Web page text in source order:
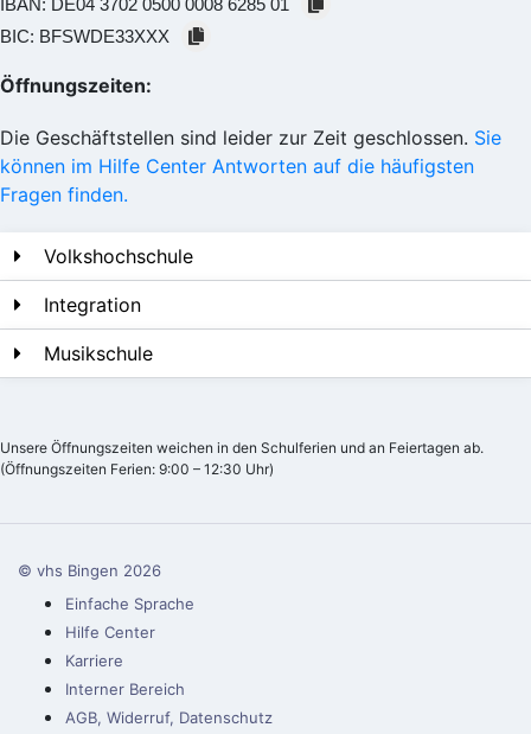
BIC: BFSWDE33XXX
Öffnungszeiten:
Die Geschäftstellen sind leider zur Zeit geschlossen. Sie
können im Hilfe Center Antworten auf die häufigsten
Fragen finden.
Volkshochschule
Integration
Musikschule
Unsere Öffnungszeiten weichen in den Schulferien und an Feiertagen ab.
(Öffnungszeiten Ferien: 9:00 – 12:30 Uhr)
© vhs Bingen 2026
Einfache Sprache
Hilfe Center
Karriere
Interner Bereich
AGB, Widerruf, Datenschutz